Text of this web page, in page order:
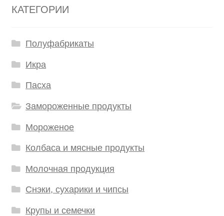
КАТЕГОРИИ
Полуфабрикаты
Икра
Пасха
Замороженные продукты
Мороженое
Колбаса и мясные продукты
Молочная продукция
Снэки, сухарики и чипсы
Крупы и семечки